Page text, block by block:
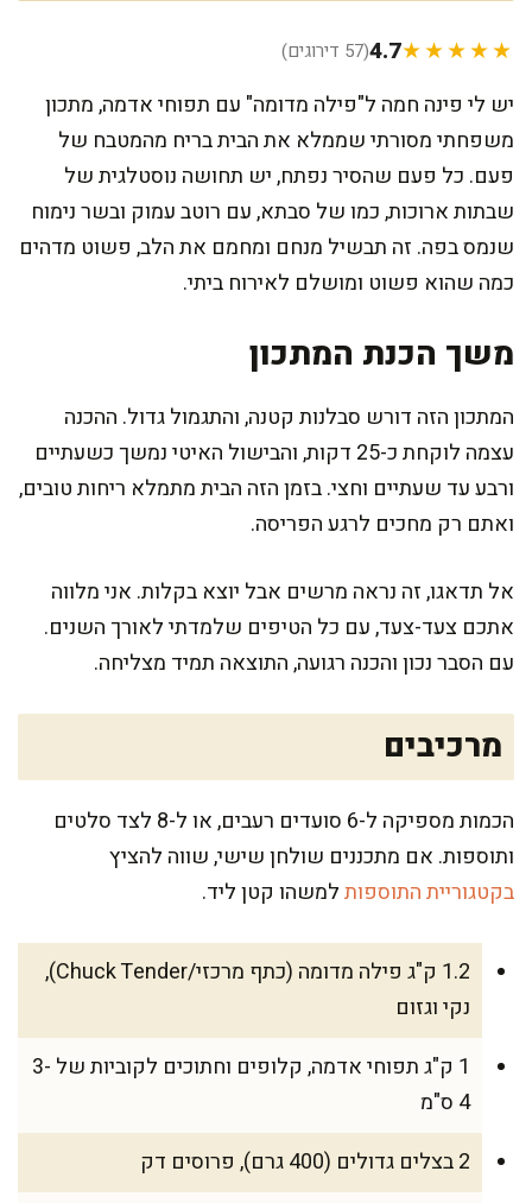
★★★★★
4.7(57 דירוגים)
יש לי פינה חמה ל"פילה מדומה" עם תפוחי אדמה, מתכון
משפחתי מסורתי שממלא את הבית בריח מהמטבח של
פעם. כל פעם שהסיר נפתח, יש תחושה נוסטלגית של
שבתות ארוכות, כמו של סבתא, עם רוטב עמוק ובשר נימוח
שנמס בפה. זה תבשיל מנחם ומחמם את הלב, פשוט מדהים
כמה שהוא פשוט ומושלם לאירוח ביתי.
משך הכנת המתכון
המתכון הזה דורש סבלנות קטנה, והתגמול גדול. ההכנה
עצמה לוקחת כ-25 דקות, והבישול האיטי נמשך כשעתיים
ורבע עד שעתיים וחצי. בזמן הזה הבית מתמלא ריחות טובים,
ואתם רק מחכים לרגע הפריסה.
אל תדאגו, זה נראה מרשים אבל יוצא בקלות. אני מלווה
אתכם צעד-צעד, עם כל הטיפים שלמדתי לאורך השנים.
עם הסבר נכון והכנה רגועה, התוצאה תמיד מצליחה.
מרכיבים
הכמות מספיקה ל-6 סועדים רעבים, או ל-8 לצד סלטים
ותוספות. אם מתכננים שולחן שישי, שווה להציץ
בקטגוריית התוספותלמשהו קטן ליד.
1.2 ק"ג פילה מדומה (כתף מרכזי/Chuck Tender),
נקי וגזום
1 ק"ג תפוחי אדמה, קלופים וחתוכים לקוביות של 3-
4 ס"מ
2 בצלים גדולים (400 גרם), פרוסים דק